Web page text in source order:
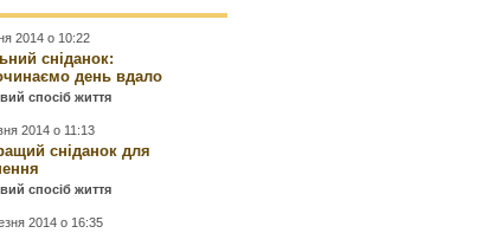
2014 о 10:22
сніданок:
день вдало
спосіб життя
2014 о 11:13
сніданок для
спосіб життя
2014 о 16:35